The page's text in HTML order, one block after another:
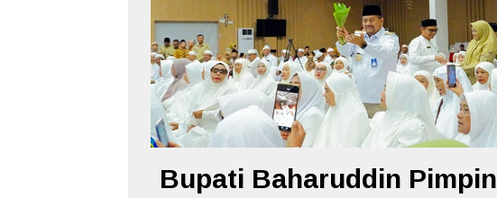
Bupati Baharuddin Pimpin